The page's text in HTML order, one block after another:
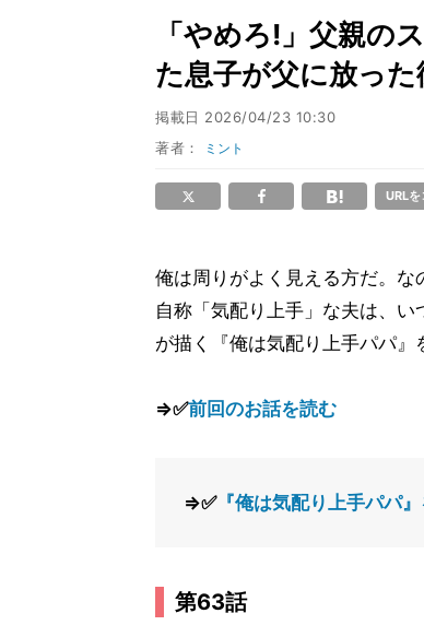
「やめろ!」父親
た息子が父に放っ
掲載日 2026/04/23 10:30
著者：
ミント
URL
俺は周りがよく見える方だ。
自称「気配り上手」な夫は、い
が描く『俺は気配り上手パパ』
⇒✅前回のお話を読む
⇒✅『俺は気配り上手パパ
第63話